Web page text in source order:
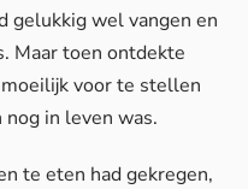
gelukkig wel vangen en
Maar toen ontdekte
voor te stellen
in leven was.
te eten had gekregen,